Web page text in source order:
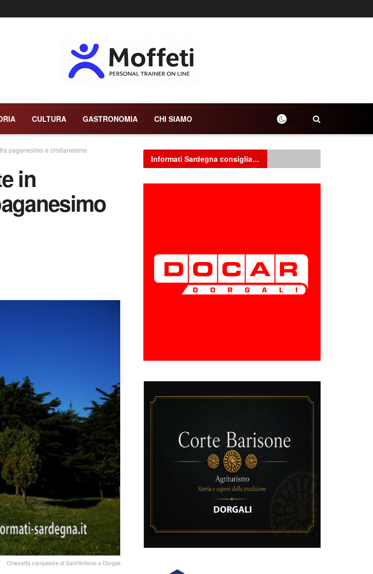
CULTURA GASTRONOMIA CHI SIAMO
paganesimo e cristianesimo
in
Chiesetta campestre di Sant'Antonio a Dorgali
Informati Sardegna consiglia…